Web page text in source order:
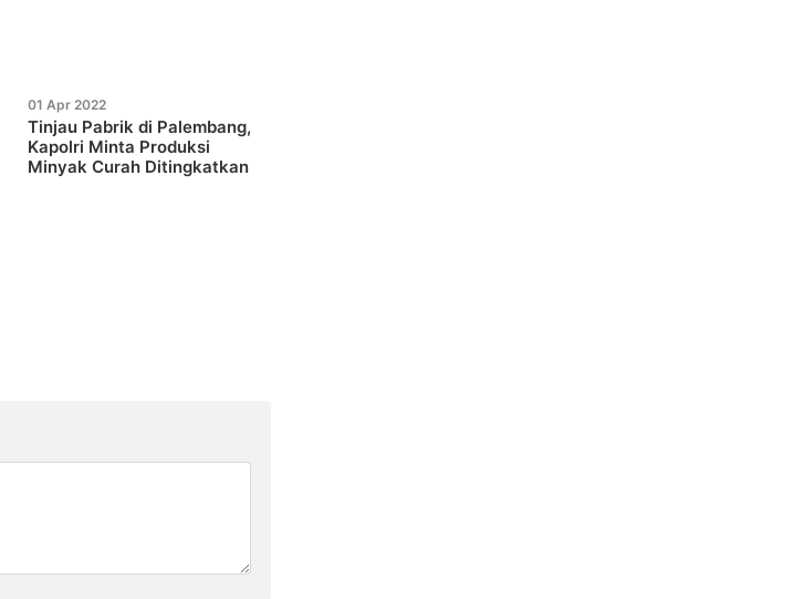
01 Apr 2022
Tinjau Pabrik di Palembang,
Kapolri Minta Produksi
Minyak Curah Ditingkatkan